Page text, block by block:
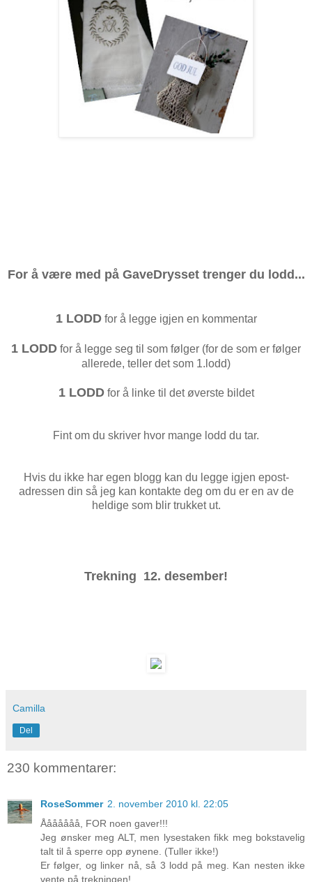
For å være med på GaveDrysset trenger du lodd...
1 LODDfor å legge igjen en kommentar
1 LODD for å legge seg til som følger (for de som er følger
allerede, teller det som 1.lodd)
1 LODDfor å linke til det øverste bildet
Fint om du skriver hvor mange lodd du tar.
Hvis du ikke har egen blogg kan du legge igjen epost-
adressen din så jeg kan kontakte deg om du er en av de
heldige som blir trukket ut.
Trekning 12. desember!
Camilla
Del
230 kommentarer:
RoseSommer 2. november 2010 kl. 22:05
Ååååååå, FOR noen gaver!!!
Jeg ønsker meg ALT, men lysestaken fikk meg bokstavelig
talt til å sperre opp øynene. (Tuller ikke!)
Er følger, og linker nå, så 3 lodd på meg. Kan nesten ikke
vente på trekningen!